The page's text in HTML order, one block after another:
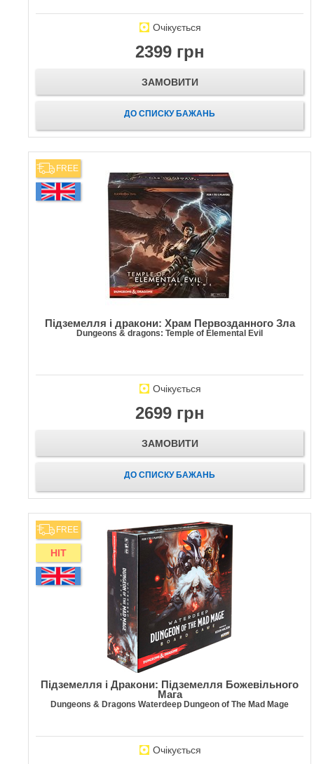
Очікується
2399 грн
ЗАМОВИТИ
ДО СПИСКУ БАЖАНЬ
FREE
Підземелля і дракони: Храм Первозданного Зла
Dungeons & dragons: Temple of Elemental Evil
Очікується
2699 грн
ЗАМОВИТИ
ДО СПИСКУ БАЖАНЬ
FREE
HIT
Підземелля і Дракони: Підземелля Божевільного
Мага
Dungeons & Dragons Waterdeep Dungeon of The Mad Mage
Очікується